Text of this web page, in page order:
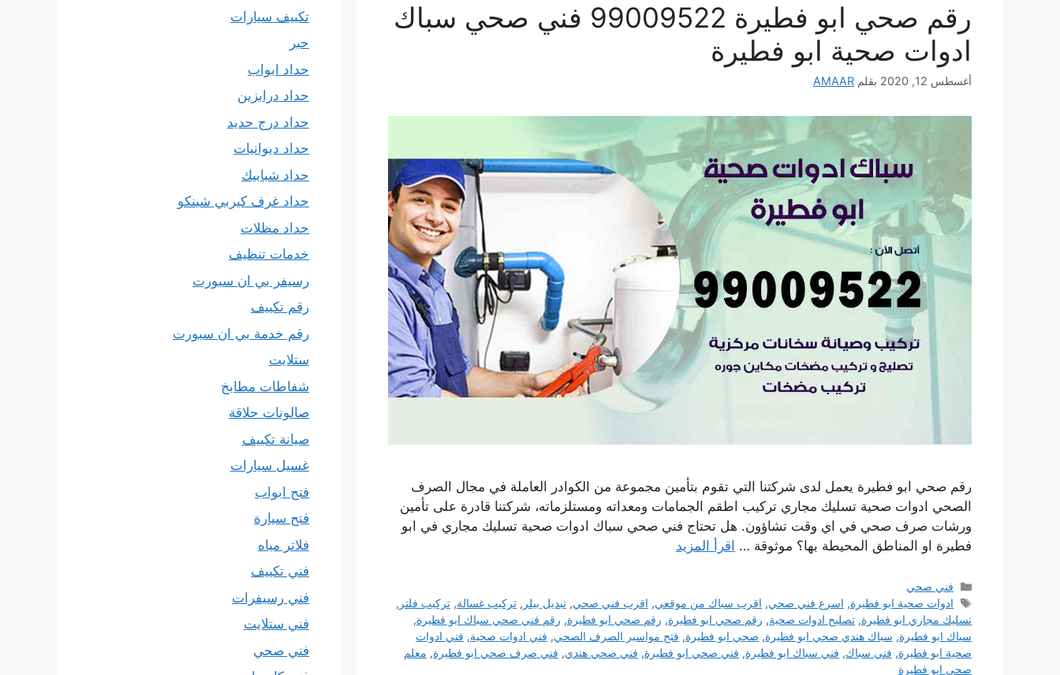
رقم صحي ابو فطيرة 99009522 فني صحي سباك
ادوات صحية ابو فطيرة
أغسطس 12, 2020 بقلم AMAAR
رقم صحي ابو فطيرة يعمل لدى شركتنا التي تقوم بتأمين مجموعة من الكوادر العاملة في مجال الصرف
الصحي ادوات صحية تسليك مجاري تركيب اطقم الجمامات ومعداته ومستلزماته، شركتنا قادرة على تأمين
ورشات صرف صحي في اي وقت تشاؤون. هل تحتاج فني صحي سباك ادوات صحية تسليك مجاري في ابو
فطيرة او المناطق المحيطة بها؟ موثوقة … اقرأ المزيد
التصنيفات
فني صحي
الوسوم
ادوات صحية ابو فطيرة, اسرع فني صحي, اقرب سباك من موقعي, اقرب فني صحي,تبديل بيلر ,تركيب غسالة,تركيب فلتر ,
تسليك مجاري ابو فطيرة, تصليح ادوات صحية, رقم صحي ابو فطيرة, رقم صحي ابو فطيرة, رقم فني صحي سباك ابو فطيرة,
سباك ابو فطيرة, سباك هندي صحي ابو فطيرة, صحي ابو فطيرة, فتح مواسير الصرف الصحي, فني ادوات صحية, فني ادوات
صحية ابو فطيرة, فني سباك, فني سباك ابو فطيرة, فني صحي ابو فطيرة, فني صحي هندي, فني صرف صحي ابو فطيرة, معلم
صحي ابو فطيرة
تكييف سيارات
حبر
حداد ابواب
حداد درابزين
حداد درج حديد
حداد ديوانيات
حداد شبابيك
حداد غرف كيربي شينكو
حداد مظلات
خدمات تنظيف
رسيفر بي ان سبورت
رقم تكييف
رقم خدمة بي ان سبورت
ستلايت
شفاطات مطابخ
صالونات حلاقة
صيانة تكييف
غسيل سيارات
فتح ابواب
فتح سيارة
فلاتر مياه
فني تكييف
فني رسيفرات
فني ستلايت
فني صحي